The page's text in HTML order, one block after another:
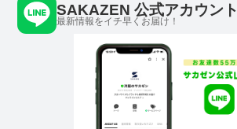
SAKAZEN 公式アカウント
最新情報をイチ早くお届け！